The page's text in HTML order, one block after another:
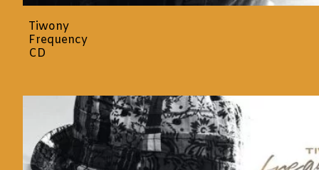
Tiwony
Frequency
CD